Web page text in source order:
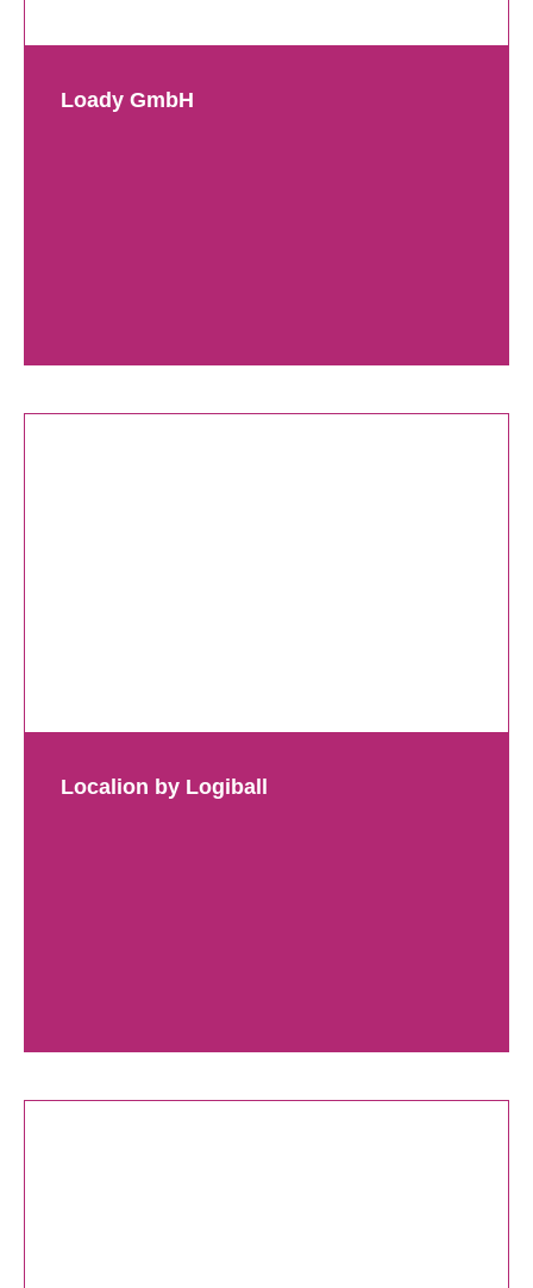
Loady GmbH
Localion by Logiball